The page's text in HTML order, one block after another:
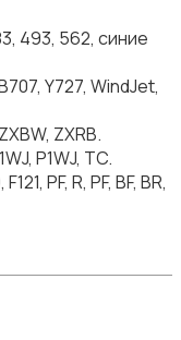
493, 562, синие
Y727, WindJet,
ZXRB.
P1WJ, TC.
PF, R, PF, BF, BR,